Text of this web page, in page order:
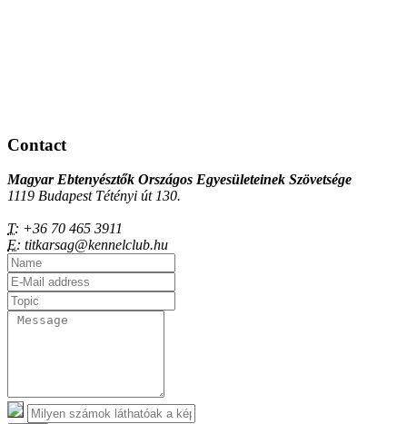
Contact
Magyar Ebtenyésztők Országos Egyesületeinek Szövetsége
1119 Budapest Tétényi út 130.
T: +36 70 465 3911
E: titkarsag@kennelclub.hu